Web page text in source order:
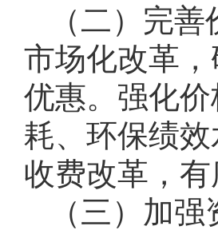
（二）完
市场化改革
优惠。强化
耗、环保绩
收费改革，
（三）加